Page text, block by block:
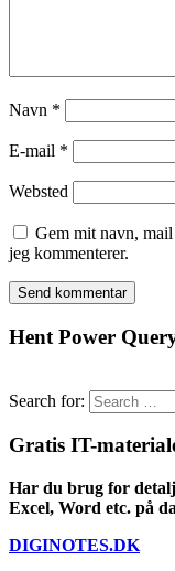
Navn *
E-mail *
Websted
Gem mit navn,
jeg kommenterer.
Hent Power
Search for:
Gratis IT-
Har du brug for
Excel, Word etc. på
DIGINOTES.DK